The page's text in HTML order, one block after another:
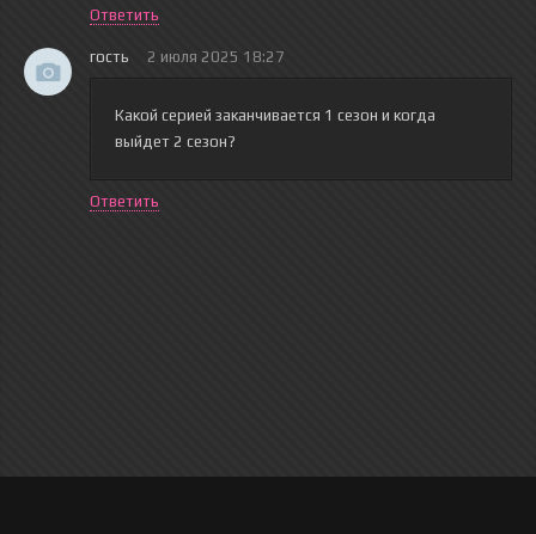
Ответить
гость 2 июля 2025 18:27
Какой серией заканчивается 1 сезон и когда
выйдет 2 сезон?
Ответить